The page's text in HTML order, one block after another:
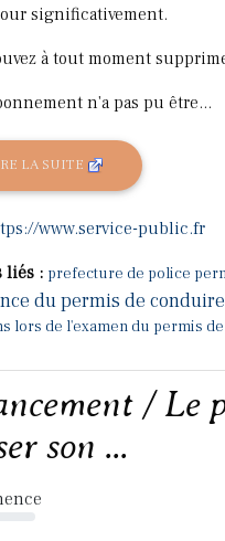
significativement.
à tout moment
n'a pas pu être...
LA SUITE
www.service-public.fr
liés : prefecture de police
du permis de
lors de l'examen du permis
/ Le
son ...